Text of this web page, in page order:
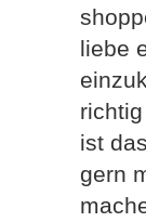
liebe
ist
gern